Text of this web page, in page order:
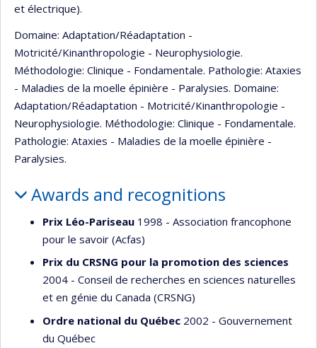
et électrique).
Domaine: Adaptation/Réadaptation -
Motricité/Kinanthropologie - Neurophysiologie.
Méthodologie: Clinique - Fondamentale. Pathologie: Ataxies
- Maladies de la moelle épinière - Paralysies. Domaine:
Adaptation/Réadaptation - Motricité/Kinanthropologie -
Neurophysiologie. Méthodologie: Clinique - Fondamentale.
Pathologie: Ataxies - Maladies de la moelle épinière -
Paralysies.
Awards and recognitions
Prix Léo-Pariseau 1998 - Association francophone
pour le savoir (Acfas)
Prix du CRSNG pour la promotion des sciences
2004 - Conseil de recherches en sciences naturelles
et en génie du Canada (CRSNG)
Ordre national du Québec 2002 - Gouvernement
du Québec